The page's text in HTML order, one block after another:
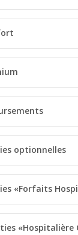
optionnelles
«Forfaits
«Hospitalière